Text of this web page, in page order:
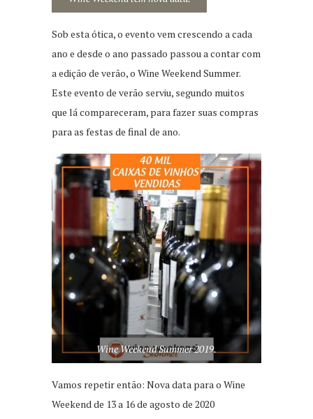
Sob esta ótica, o evento vem crescendo a cada
ano e desde o ano passado passou a contar com
a edição de verão, o Wine Weekend Summer.
Este evento de verão serviu, segundo muitos
que lá compareceram, para fazer suas compras
para as festas de final de ano.
Wine Weekend Summer 2019.
Vamos repetir então: Nova data para o Wine
Weekend de 13 a 16 de agosto de 2020